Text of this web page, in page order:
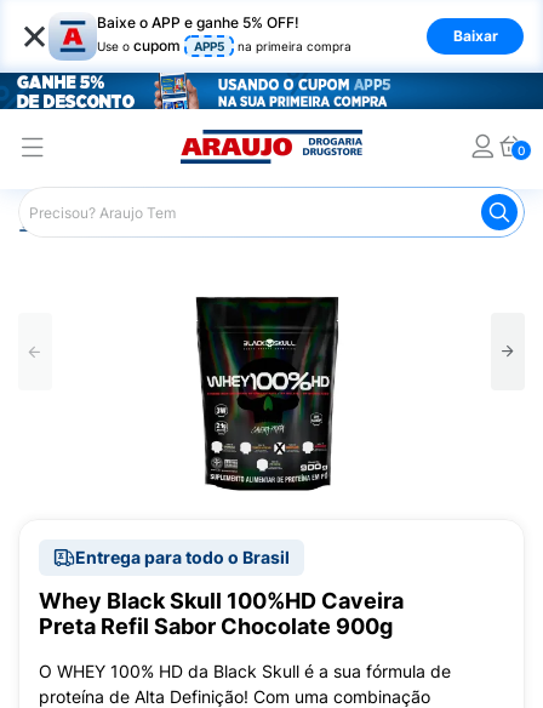
× Baixe o APP e ganhe 5% OFF!
Use o cupom APP5 na primeira compra
Baixar
0
Araujo Nutrição Saudável Suplementos Esportivos
Entrega para todo o Brasil
Whey Black Skull 100%HD Caveira
Preta Refil Sabor Chocolate 900g
O WHEY 100% HD da Black Skull é a sua fórmula de
proteína de Alta Definição! Com uma combinação